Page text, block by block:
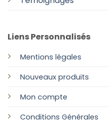
Liens Personnalisés
Mentions légales
Nouveaux produits
Mon compte
Conditions Générales